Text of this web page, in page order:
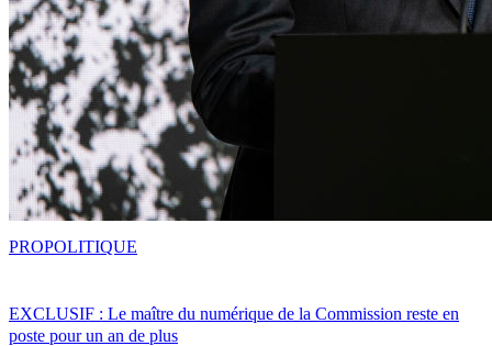
EXCLUSIF : Le maître du numérique de la Commission reste en
poste pour un an de plus
PROPOLITIQUE